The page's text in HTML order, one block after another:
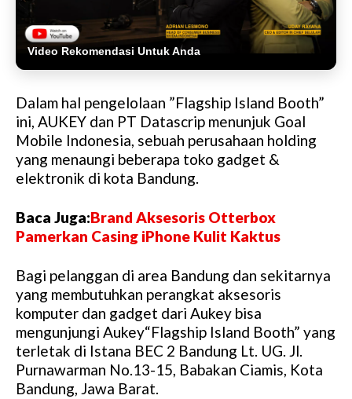
Video Rekomendasi Untuk Anda
Dalam hal pengelolaan ”Flagship Island Booth”
ini, AUKEY dan PT Datascrip menunjuk Goal
Mobile Indonesia, sebuah perusahaan holding
yang menaungi beberapa toko gadget &
elektronik di kota Bandung.
Baca Juga:Brand Aksesoris Otterbox
Pamerkan Casing iPhone Kulit Kaktus
Bagi pelanggan di area Bandung dan sekitarnya
yang membutuhkan perangkat aksesoris
komputer dan gadget dari Aukey bisa
mengunjungi Aukey“Flagship Island Booth” yang
terletak di Istana BEC 2 Bandung Lt. UG. Jl.
Purnawarman No.13-15, Babakan Ciamis, Kota
Bandung, Jawa Barat.